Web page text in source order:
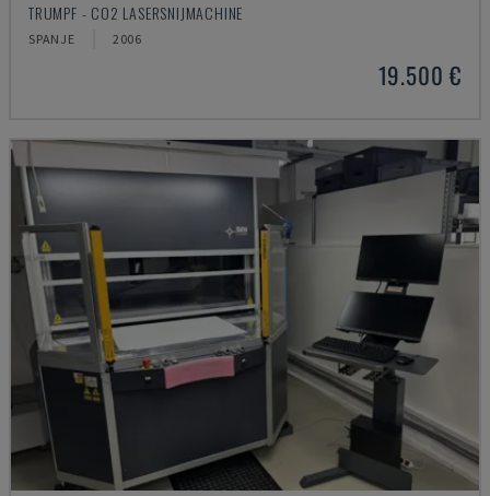
TRUMPF - CO2 LASERSNIJMACHINE
SPANJE 2006
19.500 €